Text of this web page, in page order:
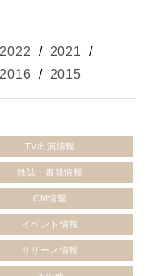
2022 / 2021 /
2016 / 2015
TV出演情報
雑誌・書籍情報
CM情報
イベント情報
リリース情報